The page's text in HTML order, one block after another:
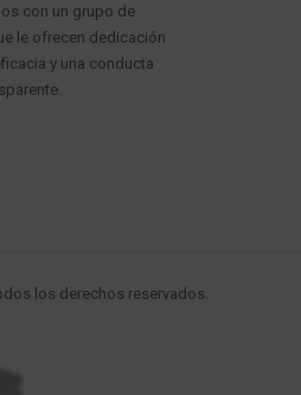
con un grupo de
le ofrecen dedicación
y una conducta
los derechos reservados.